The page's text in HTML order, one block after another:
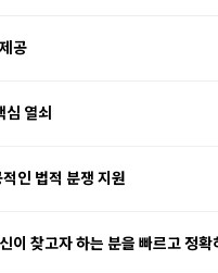
공
열쇠
인 법적 분쟁 지원
이 찾고자 하는 분을 빠르고 정